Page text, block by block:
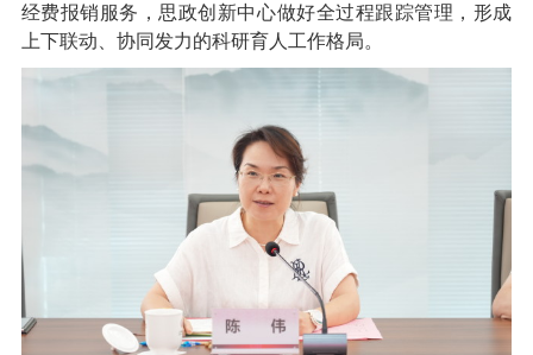
经费报销服务，思政创新中心做好全过程跟踪管理，形成
上下联动、协同发力的科研育人工作格局。